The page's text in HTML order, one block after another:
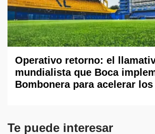
Operativo retorno: el
mundialista que Boca
Bombonera para acelerar
Te puede interesar